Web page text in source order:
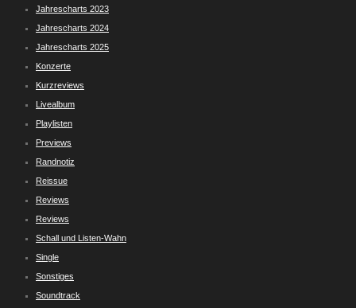
Jahrescharts 2023
Jahrescharts 2024
Jahrescharts 2025
Konzerte
Kurzreviews
Livealbum
Playlisten
Previews
Randnotiz
Reissue
Reviews
Reviews
Schall und Listen-Wahn
Single
Sonstiges
Soundtrack